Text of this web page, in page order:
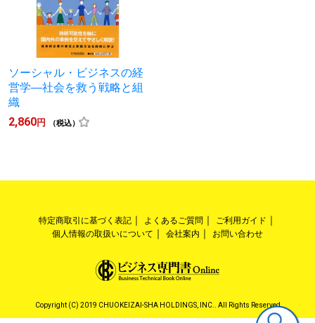
ソーシャル・ビジネスの経
営学―社会を救う戦略と組
織
2,860円 （税込）
特定商取引に基づく表記 よくあるご質問
ご利用ガイド
個人情報の取扱いについて
会社案内 お問い合わせ
Copyright (C) 2019 CHUOKEIZAI-SHA HOLDINGS, INC.. All Rights Reserved